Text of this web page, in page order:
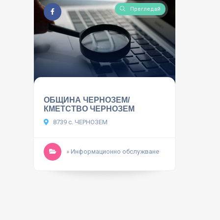
Прегледай
ОБЩИНА ЧЕРНОЗЕМ/
КМЕТСТВО ЧЕРНОЗЕМ
8739 с. ЧЕРНОЗЕМ
» Информационно обслужване